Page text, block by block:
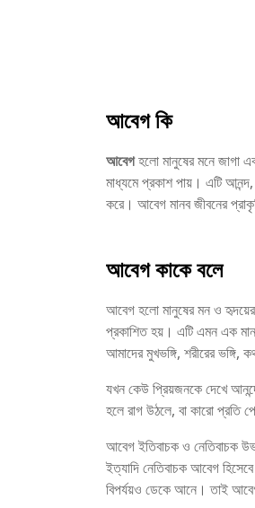
আবেগ কি
আবেগহলো মানুষের মনে জাগা
মাধ্যমে প্রকাশ পায়। এটি
করে। আবেগ মানব জীবনের
আবেগ কাকে বলে
আবেগ হলো মানুষের মন ও হৃদয়ের
প্রকাশিত হয়। এটি এমন এক
আমাদের মুখভঙ্গি, শরীরের ভঙ্গি,
যখন কেউ প্রিয়জনকে দেখে
হলে রাগ উঠলে, বা কারো প্রতি
আবেগ ইতিবাচক ও নেতিবাচক
ইত্যাদি নেতিবাচক আবেগ
বিপর্যয়ও ডেকে আনে। তাই